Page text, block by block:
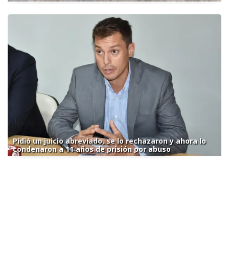
Pidió un juicio abreviado, se lo rechazaron y ahora lo
condenaron a 11 años de prisión por abuso